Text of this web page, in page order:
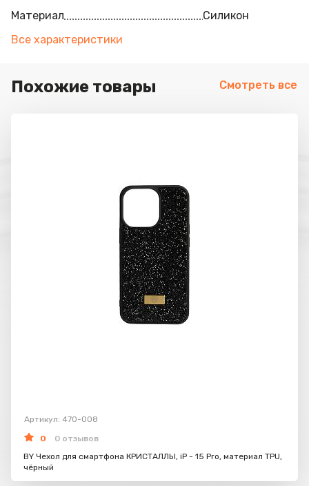
Материал
Силикон
Все характеристики
Похожие товары Смотреть все
Артикул: 470-008
0
0 отзывов
BY Чехол для смартфона КРИСТАЛЛЫ, iP - 15 Pro, материал TPU,
чёрный